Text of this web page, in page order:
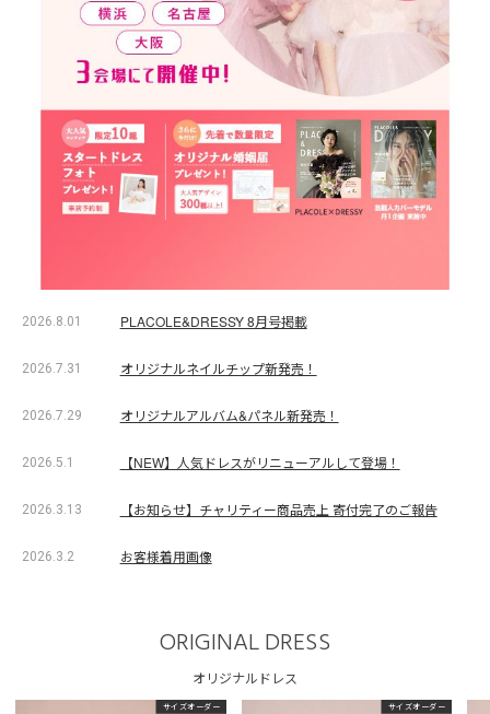
2026.8.01 PLACOLE&DRESSY 8月号掲載
2026.7.31 オリジナルネイルチップ新発売！
2026.7.29 オリジナルアルバム&パネル新発売！
2026.5.1 【NEW】人気ドレスがリニューアルして登場！
2026.3.13 【お知らせ】チャリティー商品売上 寄付完了のご報告
2026.3.2 お客様着用画像
ORIGINAL DRESS
オリジナルドレス
サイズオーダー サイズオーダー